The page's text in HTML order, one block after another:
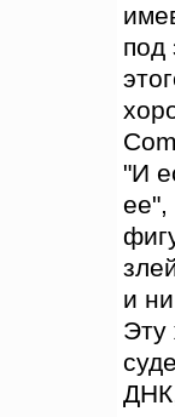
под
"И
ее",
и
Эту